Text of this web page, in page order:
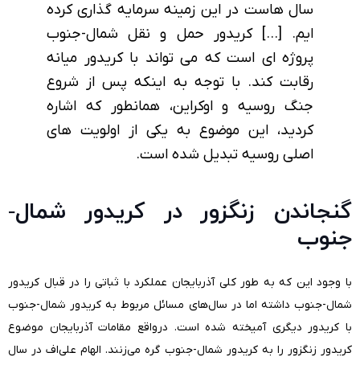
سال هاست در این زمینه سرمایه گذاری کرده
ایم. […] کریدور حمل و نقل شمال-جنوب
پروژه ای است که می تواند با کریدور میانه
رقابت کند. با توجه به اینکه پس از شروع
جنگ روسیه و اوکراین، همانطور که اشاره
کردید، این موضوع به یکی از اولویت های
اصلی روسیه تبدیل شده است.
گنجاندن زنگزور در کریدور شمال-
جنوب
با وجود این که به طور کلی آذربایجان عملکرد با ثباتی را در قبال کریدور
شمال-جنوب داشته اما در سال‌های مسائل مربوط به کریدور شمال-جنوب
با کریدور دیگری آمیخته شده است. درواقع مقامات آذربایجان موضوع
کریدور زنگزور را به کریدور شمال-جنوب گره می‌زنند. الهام علی‌اف در سال